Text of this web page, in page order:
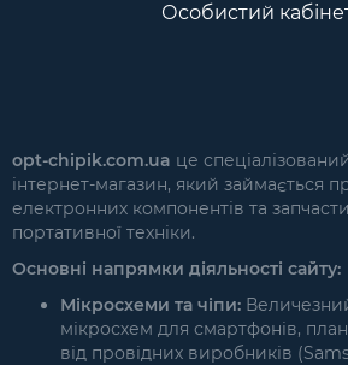
Особистий
opt-chipik.com.ua це
інтернет-магазин, який займається
електронних компонентів та
портативної техніки.
Основні напрямки діяльності сайту:
Мікросхеми та чіпи:
мікросхем для смартфонів,
від провідних виробників